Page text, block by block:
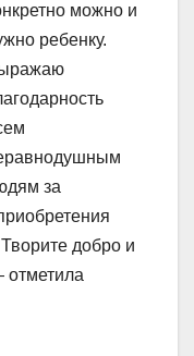
можно и
ребенку.
за
добро и
отметила